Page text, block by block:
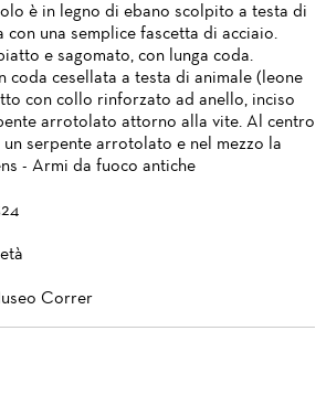
è in legno di ebano scolpito a testa di
con una semplice fascetta di acciaio.
e sagomato, con lunga coda.
coda cesellata a testa di animale (leone
con collo rinforzato ad anello, inciso
arrotolato attorno alla vite. Al centro
serpente arrotolato e nel mezzo la
- Armi da fuoco antiche
Correr